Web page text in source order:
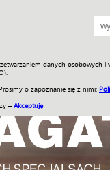
danych osobowych
o zapoznanie się z nimi:
– Akceptuję
SKLEP